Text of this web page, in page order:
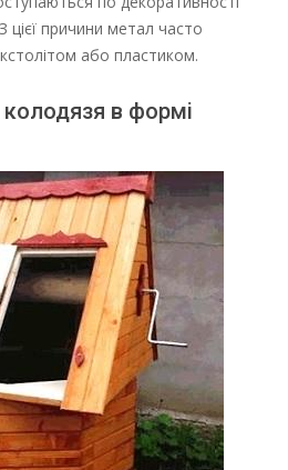
цієї причини метал часто
або пластиком.
в формі